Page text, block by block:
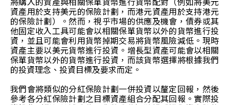
將購入的資產與相關保單貨幣進行貨幣配對（例如將美元
資產用於支持美元的保險計劃，而港元資產用於支持港元
的保險計劃）。然而，視乎市場的供應及機會，債券或其
他固定收入工具可能會以相關保單貨幣以外的貨幣進行投
資，並且可能會利用貨幣掉期交易將貨幣風險減低。現時
資產主要以美元貨幣進行投資。增長型資產可能會以相關
保單貨幣以外的貨幣進行投資，而該貨幣選擇將根據我們
的投資理念、投資目標及要求而定。
我們會將類似的分紅保險計劃一併投資以釐定回報，然後
參考各分紅保險計劃之目標資產組合分配其回報。實際投